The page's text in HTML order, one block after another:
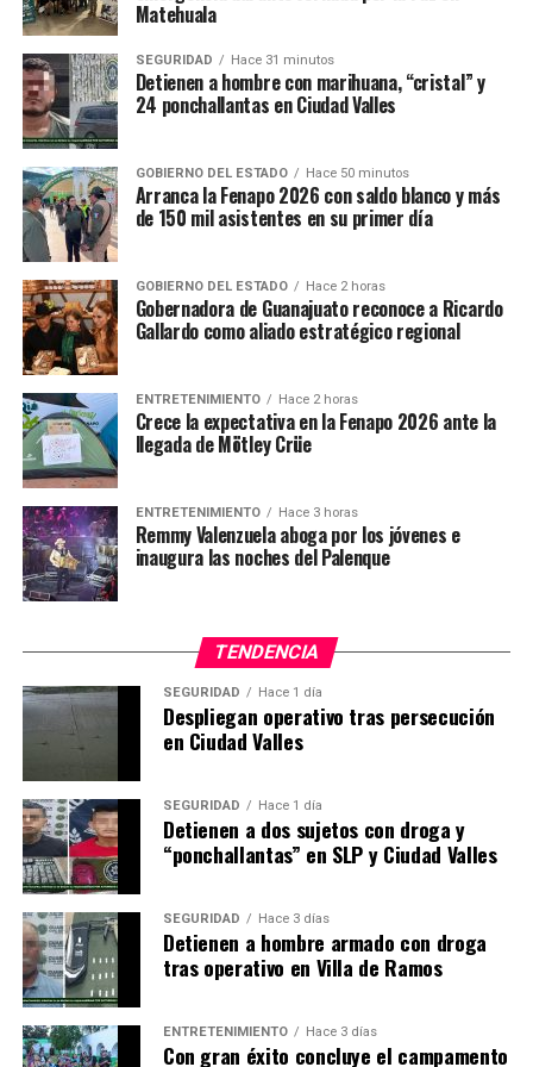
Matehuala
SEGURIDAD Hace 31 minutos
Detienen a hombre con marihuana, “cristal” y
24 ponchallantas en Ciudad Valles
GOBIERNO DEL ESTADO Hace 50 minutos
Arranca la Fenapo 2026 con saldo blanco y más
de 150 mil asistentes en su primer día
GOBIERNO DEL ESTADO Hace 2 horas
Gobernadora de Guanajuato reconoce a Ricardo
Gallardo como aliado estratégico regional
ENTRETENIMIENTO Hace 2 horas
Crece la expectativa en la Fenapo 2026 ante la
llegada de Mötley Crüe
ENTRETENIMIENTO Hace 3 horas
Remmy Valenzuela aboga por los jóvenes e
inaugura las noches del Palenque
TENDENCIA
SEGURIDAD Hace 1 día
Despliegan operativo tras persecución
en Ciudad Valles
SEGURIDAD Hace 1 día
Detienen a dos sujetos con droga y
“ponchallantas” en SLP y Ciudad Valles
SEGURIDAD Hace 3 días
Detienen a hombre armado con droga
tras operativo en Villa de Ramos
ENTRETENIMIENTO Hace 3 días
Con gran éxito concluye el campamento